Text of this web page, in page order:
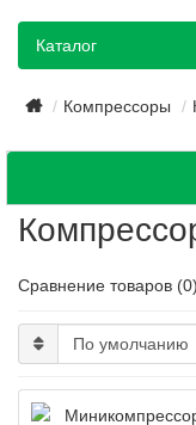
Каталог
Компрессоры
Сравнение товаров (0)